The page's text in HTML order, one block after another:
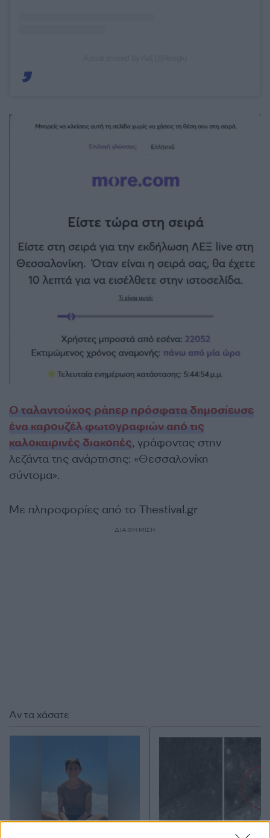
Ο ταλαντούχος ράπερ πρόσφατα δημοσίευσε
ένα καρουζέλ φωτογραφιών από τις
καλοκαιρινές διακοπές, γράφοντας στην
λεζάντα της ανάρτησης: «Θεσσαλονίκη
σύντομα».
Με πληροφορίες από το Thestival.gr
ΔΙΑΦΗΜΙΣΗ
Αν τα χάσατε